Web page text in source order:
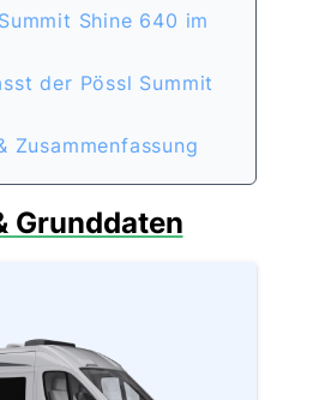
Shine 640 im
der Pössl Summit
Zusammenfassung
Grunddaten